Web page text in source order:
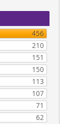
456
210
151
150
113
107
71
62